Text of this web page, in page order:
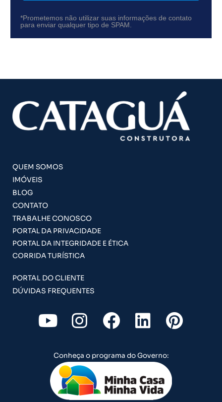
*Prometemos não utilizar suas informações de contato
para enviar qualquer tipo de SPAM.
QUEM SOMOS
IMÓVEIS
BLOG
CONTATO
TRABALHE CONOSCO
PORTAL DA PRIVACIDADE
PORTAL DA INTEGRIDADE E ÉTICA
CORRIDA TURÍSTICA
PORTAL DO CLIENTE
DÚVIDAS FREQUENTES
Y
o
u
t
u
I
n
s
t
a
F
a
c
e
b
L
i
n
k
e
P
i
Conheça o programa do Governo: